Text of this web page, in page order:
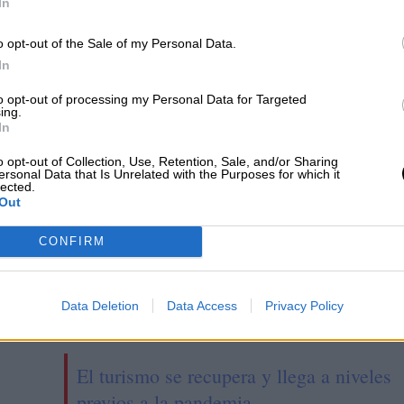
opt-out of the Sale of my Personal Data.
opt-out of processing my Personal Data for Targeted
opt-out of Collection, Use, Retention, Sale, and/or Sharing
Data that Is Unrelated with the Purposes for which it
CONFIRM
Data Deletion Data Access Privacy Policy
espectacular del
a "las
del PP"
El turismo se recupera y llega a niveles